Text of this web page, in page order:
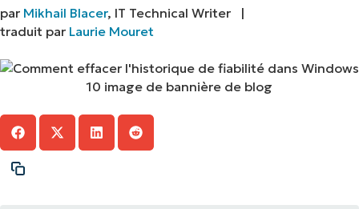
par Mikhail Blacer, IT Technical Writer |
traduit par Laurie Mouret